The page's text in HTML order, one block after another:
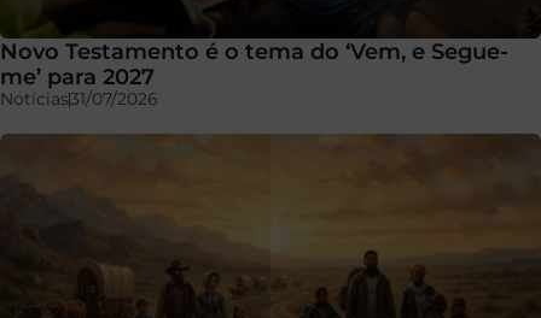
Novo Testamento é o tema do ‘Vem, e Segue-
me’ para 2027
Notícias31/07/2026